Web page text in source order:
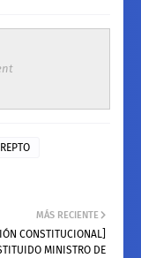
MÁS RECIENTE
CONSTITUCIONAL]
MINISTRO DE